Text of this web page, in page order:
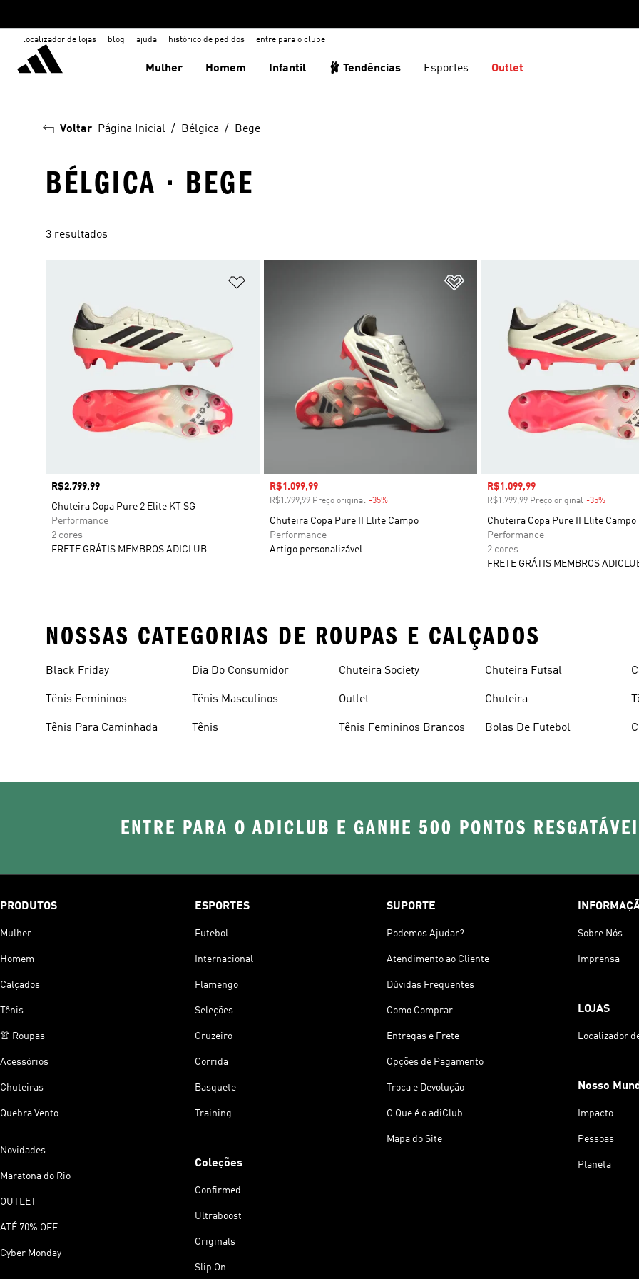
localizador de lojas blog ajuda histórico de pedidos entre para o clube
Mulher Homem Infantil 🩰 Tendências Esportes Outlet
Voltar Página Inicial Bélgica Bege
BÉLGICA · BEGE
3 resultados
Preço
R$2.799,99
Chuteira Copa Pure 2 Elite KT SG
Performance
2 cores
FRETE GRÁTIS MEMBROS ADICLUB
Preço com desconto
R$1.099,99
R$1.799,99 Preço original -35%Desconto
Chuteira Copa Pure II Elite Campo
Performance
Artigo personalizável
Preço com desconto
R$1.099,99
R$1.799,99 Preço original -35%
Chuteira Copa Pure II Elite Campo
Performance
2 cores
FRETE GRÁTIS MEMBROS
NOSSAS CATEGORIAS DE ROUPAS E CALÇADOS
Black Friday
Tênis Femininos
Tênis Para Caminhada
Dia Do Consumidor
Tênis Masculinos
Tênis
Chuteira Society
Outlet
Tênis Femininos Brancos
Chuteira Futsal
Chuteira
Bolas De Futebol
ENTRE PARA O ADICLUB E GANHE 500 PONTOS
PRODUTOS
Mulher
Homem
Calçados
Tênis
👚 Roupas
Acessórios
Chuteiras
Quebra Vento
Novidades
Maratona do Rio
OUTLET
ATÉ 70% OFF
Cyber Monday
ESPORTES
Futebol
Internacional
Flamengo
Seleções
Cruzeiro
Corrida
Basquete
Training
Coleções
Confirmed
Ultraboost
Originals
Slip On
SUPORTE
Podemos Ajudar?
Atendimento ao Cliente
Dúvidas Frequentes
Como Comprar
Entregas e Frete
Opções de Pagamento
Troca e Devolução
O Que é o adiClub
Mapa do Site
Sobre Nós
Imprensa
LOJAS
Localizador
Nosso
Impacto
Pessoas
Planeta